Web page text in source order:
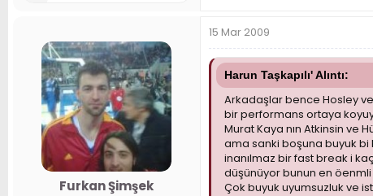
Furkan Şimşek
15 Mar 2009
Harun Taşkapılı' Alıntı:
Arkadaşlar bence Hosley ve
bir performans ortaya
Murat Kaya nın Atkinsin ve
ama sanki boşuna buyuk bi
inanılmaz bir fast break i
düşünüyor bunun en
Çok buyuk uyumsuzluk ve